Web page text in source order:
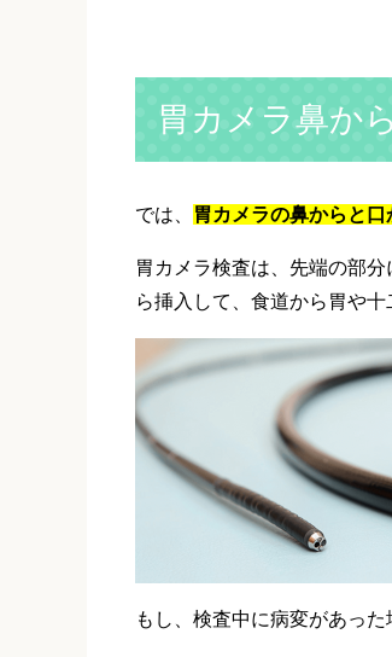
胃カメラ鼻か
では、 胃カメラの鼻からと
胃カメラ検査は、先端の部
ら挿入して、食道から胃や
もし、検査中に病変があっ